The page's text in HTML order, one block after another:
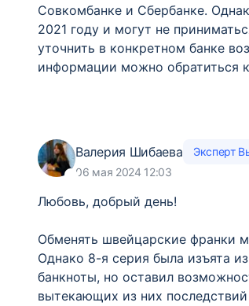
Совкомбанке и Сбербанке.
2021 году и могут не
уточнить в конкретном банке
информации можно обратиться
Валерия Шибаева
Эксперт
06 мая 2024 12:03
Любовь, добрый день!
Обменять швейцарские франки
Однако 8-я серия была изъята
банкноты, но оставил
вытекающих из них